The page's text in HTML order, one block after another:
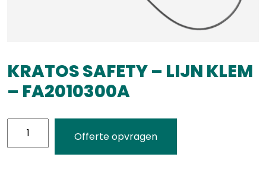
KRATOS SAFETY – LIJN KLEM
– FA2010300A
KRATOS
Offerte opvragen